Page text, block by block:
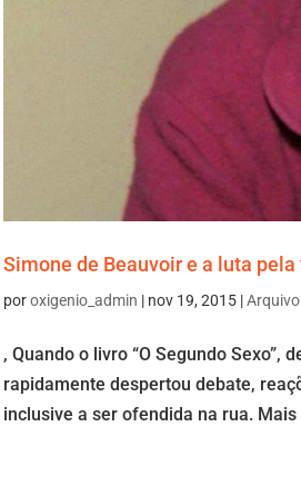
Simone de Beauvoir e a luta
poroxigenio_admin | nov 19, 2015 |
, Quando o livro “O Segundo
rapidamente despertou debate,
inclusive a ser ofendida na rua.